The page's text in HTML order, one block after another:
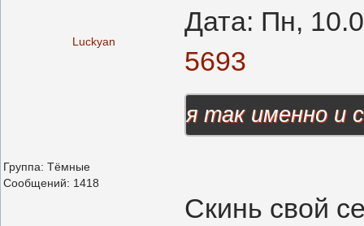
Luckyan
Дата: Пн,
5693
Группа: Тёмные
Сообщений: 1418
я так именно и
Скинь свой